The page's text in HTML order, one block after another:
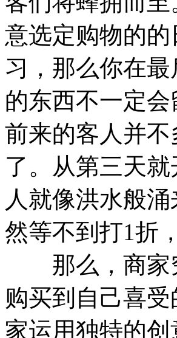
意选定购物的
习，那么你在
的东西不一定
前来的客人并
了。从第三天
人就像洪水般
然等不到打1折
那么，商家
购买到自己喜
家运用独特的